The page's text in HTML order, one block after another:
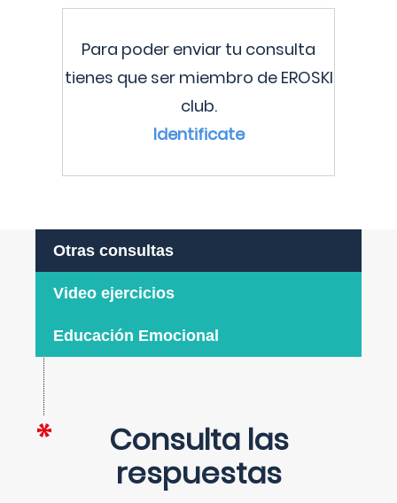
Para poder enviar tu consulta
tienes que ser miembro de EROSKI
club.
Identificate
Otras consultas
Video ejercicios
Educación Emocional
Consulta las
respuestas